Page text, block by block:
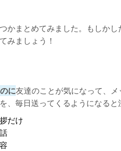
かまとめてみました。もしか
みましょう！
に友達のことが気になって、
、毎日送ってくるようになると
だけ